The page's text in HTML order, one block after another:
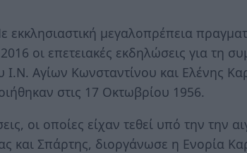
εκκλησιαστική μεγαλοπρέπεια
οι επετειακές εκδηλώσεις για τη
Ι.Ν. Αγίων Κωνσταντίνου και Ελένης
στις 17 Οκτωβρίου 1956.
οι οποίες είχαν τεθεί υπό την την
και Σπάρτης, διοργάνωσε η Ενορία